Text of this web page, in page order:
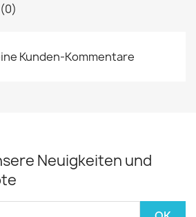
Kunden-Kommentare
Neuigkeiten und